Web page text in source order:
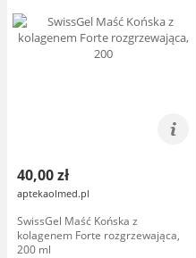
40,00 zł
aptekaolmed.pl
SwissGel Maść Końska z
kolagenem Forte rozgrzewająca,
200 ml